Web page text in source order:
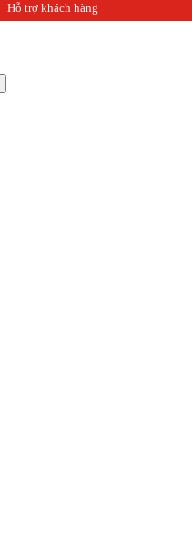
Hỗ trợ khách hàng